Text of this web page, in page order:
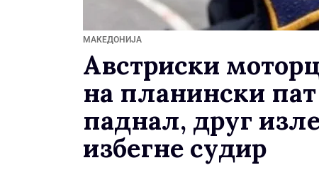
МАКЕДОНИЈА
Австриски
на планински
паднал, друг
избегне судир